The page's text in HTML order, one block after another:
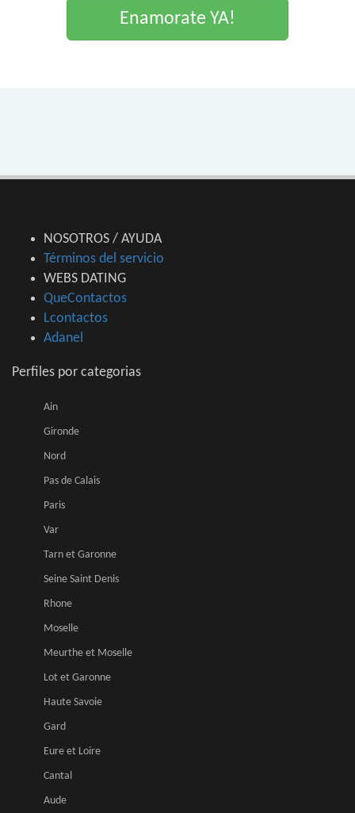
Enamorate YA!
NOSOTROS / AYUDA
Términos del servicio
WEBS DATING
QueContactos
Lcontactos
Adanel
Perfiles por categorias
Ain
Gironde
Nord
Pas de Calais
Paris
Var
Tarn et Garonne
Seine Saint Denis
Rhone
Moselle
Meurthe et Moselle
Lot et Garonne
Haute Savoie
Gard
Eure et Loire
Cantal
Aude